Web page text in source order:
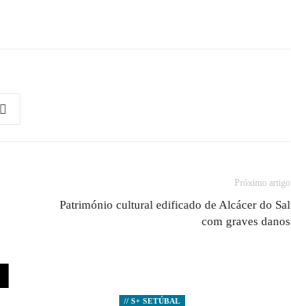
Próximo artigo
Património cultural edificado de Alcácer do Sal
com graves danos
// S+ SETÚBAL